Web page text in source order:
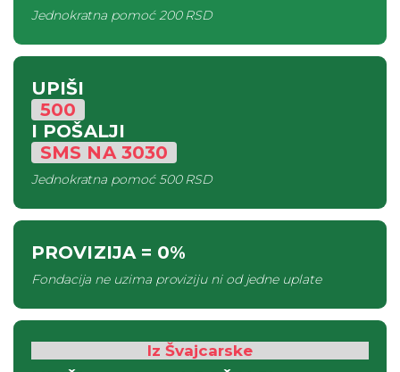
Jednokratna pomoć200 RSD
UPIŠI
500
I POŠALJI
SMS NA3030
Jednokratna pomoć500 RSD
PROVIZIJA= 0%
Fondacija ne uzima proviziju ni od jedne uplate
Iz Švajcarske